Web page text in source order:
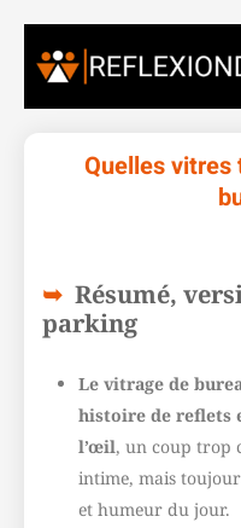
Quelles
Résumé,
parking
Le vitrage de
histoire de reflets
l’œil, un coup trop
intime, mais
et humeur du jour.